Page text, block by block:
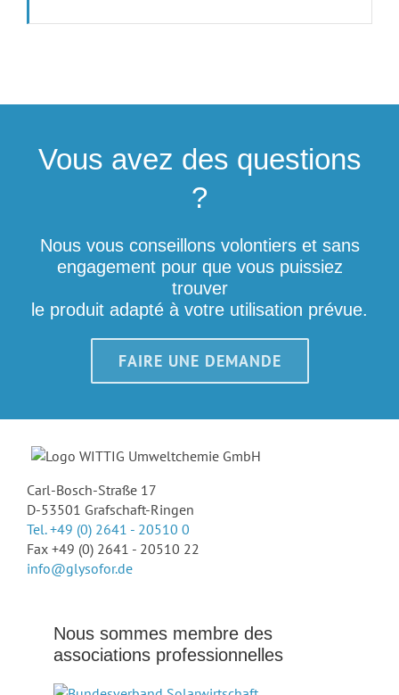
Vous avez des questions
?
Nous vous conseillons volontiers et sans
engagement pour que vous puissiez
trouver
le produit adapté à votre utilisation prévue.
FAIRE UNE DEMANDE
Carl-Bosch-Straße 17
D-53501 Grafschaft-Ringen
Tel. +49 (0) 2641 - 20510 0
Fax +49 (0) 2641 - 20510 22
info@glysofor.de
Nous sommes membre des
associations professionnelles